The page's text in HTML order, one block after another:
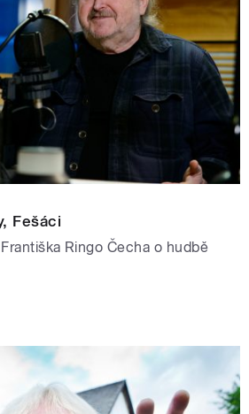
Fešáci
Ringo Čecha o hudbě